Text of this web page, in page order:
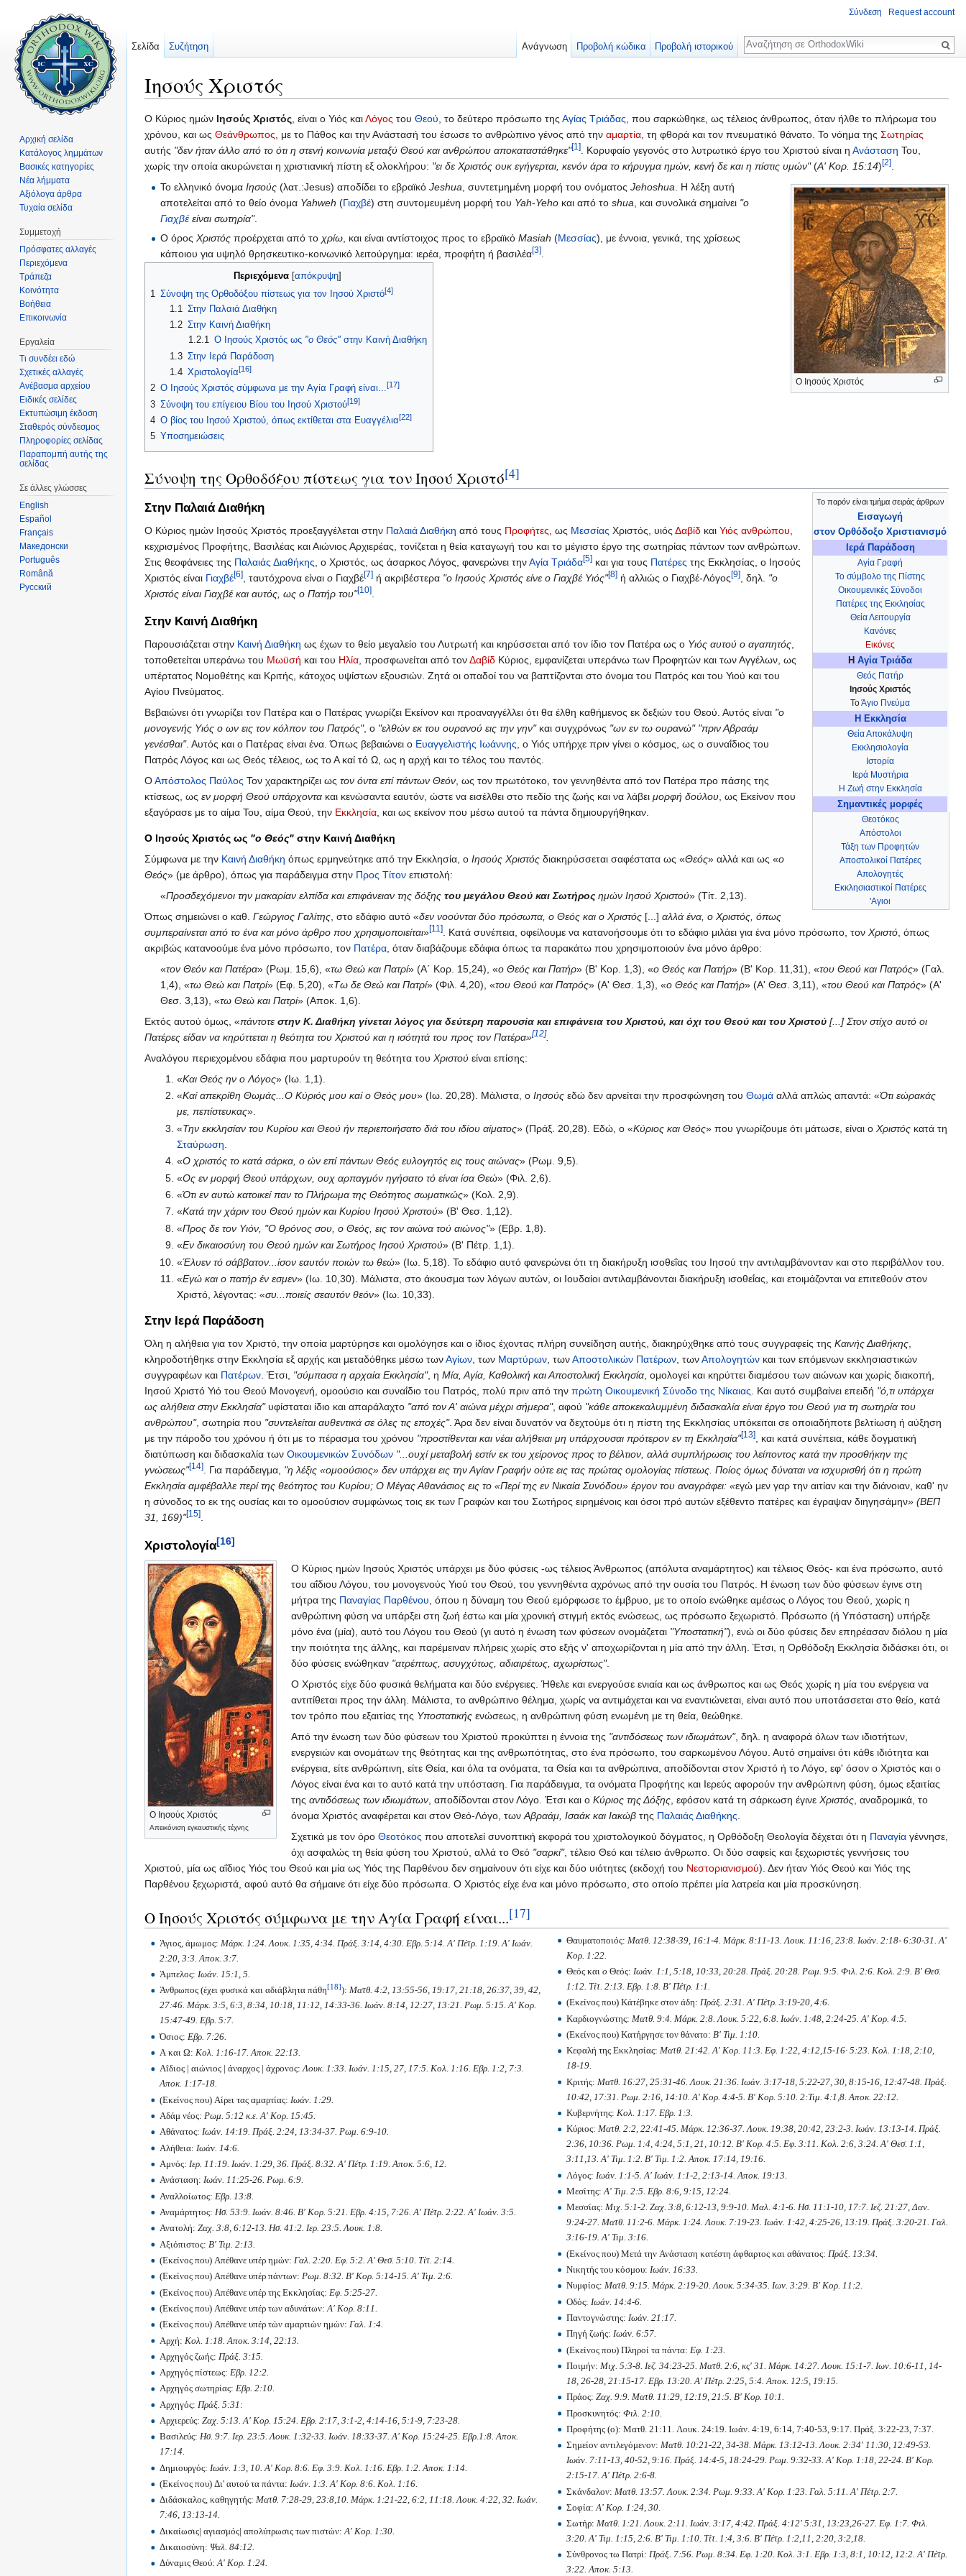
Ιησούς Χριστός
Ο Κύριος ημών Ιησούς Χριστός, είναι ο Υιός καιΛόγος του Θεού, το δεύτερο πρόσωπο της Αγίας Τριάδας, που σαρκώθηκε, ως τέλειος άνθρωπος, όταν ήλθε το πλήρωμα του
χρόνου, και ως Θεάνθρωπος, με το Πάθος και την Ανάστασή του έσωσε το ανθρώπινο γένος από την αμαρτία, τη φθορά και τον πνευματικό θάνατο. Το νόημα της Σωτηρίας
αυτής "δεν ήταν άλλο από το ότι η στενή κοινωνία μεταξύ Θεού και ανθρώπου αποκαταστάθηκε"[1]. Κορυφαίο γεγονός στο λυτρωτικό έργο του Χριστού είναι η Ανάσταση Του,
χωρίς την οποία ακυρώνεται η χριστιανική πίστη εξ ολοκλήρου: "ει δε Χριστός ουκ εγήγερται, κενόν άρα το κήρυγμα ημών, κενή δε και η πίστις υμών"(Α' Κορ. 15:14)[2].
Ο Ιησούς Χριστός
Το ελληνικό όνομαΙησούς (λατ.:Jesus) αποδίδει το εβραϊκόJeshua, συντετμημένη μορφή του ονόματοςJehoshua. H λέξη αυτή
αποτελείται από το θείο όνομα Yahweh (Γιαχβέ) στη συντομευμένη μορφή του Yah-Yeho και από τοshua, και συνολικά σημαίνει "ο
Γιαχβέείναι σωτηρία".
Ο όροςΧριστός προέρχεται από το χρίω , και είναι αντίστοιχος προς το εβραϊκόMasiah (Μεσσίας), με έννοια, γενικά, της χρίσεως
κάποιου για υψηλό θρησκευτικο-κοινωνικό λειτούργημα: ιερέα, προφήτη ή βασιλέα[3]
Περιεχόμενα απόκρυψη
1 Σύνοψη της Ορθοδόξου πίστεως για τον Ιησού Χριστό[4]
1.1 Στην Παλαιά Διαθήκη
1.2 Στην Καινή Διαθήκη
1.2.1 Ο Ιησούς Χριστός ως "ο Θεός" στην Καινή Διαθήκη
1.3 Στην Ιερά Παράδοση
1.4 Χριστολογία[16]
2 Ο Ιησούς Χριστός σύμφωνα με την Αγία Γραφή είναι...[17]
3 Σύνοψη του επίγειου Βίου του Ιησού Χριστού[19]
4 Ο βίος του Ιησού Χριστού, όπως εκτίθεται στα Ευαγγέλια[22]
5 Υποσημειώσεις
Σύνοψη της Ορθοδόξου πίστεως για τον Ιησού Χριστό[4]
Το παρόν είναι τμήμα σειράς άρθρων
Εισαγωγή
στον Ορθόδοξο Χριστιανισμό
Ιερά Παράδοση
Αγία Γραφή
Το σύμβολο της Πίστης
Οικουμενικές Σύνοδοι
Πατέρες της Εκκλησίας
Θεία Λειτουργία
Κανόνες
Εικόνες
Η Αγία Τριάδα
Θεός Πατήρ
Ιησούς Χριστός
ΤοΆγιο Πνεύμα
Η Εκκλησία
Θεία Αποκάλυψη
Εκκλησιολογία
Ιστορία
Ιερά Μυστήρια
Η Ζωή στην Εκκλησία
Σημαντικές μορφές
Θεοτόκος
Απόστολοι
Τάξη των Προφητών
Αποστολικοί Πατέρες
Απολογητές
Εκκλησιαστικοί Πατέρες
'Αγιοι
Στην Παλαιά Διαθήκη
Ο Κύριος ημών Ιησούς Χριστός προεξαγγέλεται στην Παλαιά Διαθήκη από τους Προφήτες , ως Μεσσίας Χριστός, υιός Δαβίδ και Υιός ανθρώπου
κεχρισμένος Προφήτης, Βασιλέας και Αιώνιος Αρχιερέας, τονίζεται η θεία καταγωγή του και το μέγιστο έργο της σωτηρίας πάντων των ανθρώπων.
Στις θεοφάνειες της Παλαιάς Διαθήκης , ο Χριστός, ως άσαρκος Λόγος, φανερώνει τηνΑγία Τριάδα[5] και για τους Πατέρες της Εκκλησίας, ο Ιησούς
Χριστός είναι Γιαχβέ[6] , ταυτόχρονα είναι ο Γιαχβέ[7] ή ακριβέστερα "ο Ιησούς Χριστός είνε ο Γιαχβέ Υιός"[8] ή αλλιώς ο Γιαχβέ-Λόγος[9] , δηλ. "ο
Χριστός είναι Γιαχβέ και αυτός, ως ο Πατήρ του"[10]
Στην Καινή Διαθήκη
Παρουσιάζεται στην Καινή Διαθήκη ως έχων το θείο μεγαλείο του Λυτρωτή και κηρύσσεται από τον ίδιο τον Πατέρα ως ο Υιός αυτού ο αγαπητός
τοποθετείται υπεράνω του Μωϋσή και του Ηλία , προσφωνείται από τονΔαβίδ Κύριος, εμφανίζεται υπεράνω των Προφητών και των Αγγέλων, ως
υπέρτατος Νομοθέτης και Κριτής, κάτοχος υψίστων εξουσιών. Ζητά οι οπαδοί του να βαπτίζονται στο όνομα του Πατρός και του Υιού και του
Αγίου Πνεύματος.
Βεβαιώνει ότι γνωρίζει τον Πατέρα και ο Πατέρας γνωρίζει Εκείνον και προαναγγέλλει ότι θα έλθη καθήμενος εκ δεξιών του Θεού. Αυτός είναι "ο
μονογενής Υιός ο ων εις τον κόλπον του Πατρός", ο "ελθών εκ του ουρανού εις την γην"και συγχρόνως "ων εν τω ουρανώ" "πριν Αβραάμ
γενέσθαι". Αυτός και ο Πατέρας είναι ένα. Όπως βεβαιώνει ο Ευαγγελιστής Ιωάννης , ο Υιός υπήρχε πριν γίνει ο κόσμος, ως ο συναΐδιος του
Πατρός Λόγος και ως Θεός τέλειος, ως το Α καί τό Ω, ως η αρχή και το τέλος του παντός.
ΟΑπόστολος Παύλος Τον χαρακτηρίζει ως τον όντα επί πάντων Θεόν , ως τον πρωτότοκο, τον γεννηθέντα από τον Πατέρα προ πάσης της
κτίσεως, ως εν μορφή Θεού υπάρχοντα και κενώσαντα εαυτόν, ώστε να εισέλθει στο πεδίο της ζωής και να λάβει μορφή δούλου , ως Εκείνον που
εξαγόρασε με το αίμα Του, αίμα Θεού, την Εκκλησία , και ως εκείνον που μέσω αυτού τα πάντα δημιουργήθηκαν.
Ο Ιησούς Χριστός ως "ο Θεός" στην Καινή Διαθήκη
Σύμφωνα με την Καινή Διαθήκη όπως ερμηνεύτηκε από την Εκκλησία, ο Ιησούς Χριστός διακηρύσσεται σαφέστατα ως «Θεός» αλλά και ως «ο
Θεός» (με άρθρο), όπως για παράδειγμα στην Προς Τίτον επιστολή:
«Προσδεχόμενοι την μακαρίαν ελπίδα και επιφάνειαν της δόξηςτου μεγάλου Θεού και Σωτήροςημών Ιησού Χριστού» (Τίτ. 2,13).
Όπως σημειώνει ο καθ. Γεώργιος Γαλίτης , στο εδάφιο αυτό «δεν νοούνται δύο πρόσωπα, ο Θεός και ο Χριστός [...] αλλά ένα, ο Χριστός, όπως
συμπεραίνεται από το ένα και μόνο άρθρο που χρησιμοποιείται»[11] . Κατά συνέπεια, οφείλουμε να κατανοήσουμε ότι το εδάφιο μιλάει για ένα μόνο πρόσωπο, τον Χριστό , όπως
ακριβώς κατανοούμε ένα μόνο πρόσωπο, τον Πατέρα , όταν διαβάζουμε εδάφια όπως τα παρακάτω που χρησιμοποιούν ένα μόνο άρθρο:
«τον Θεόν και Πατέρα» (Ρωμ. 15,6), «τω Θεώ και Πατρί» (Α΄ Κορ. 15,24), «ο Θεός και Πατήρ» (Β' Κορ. 1,3), «ο Θεός και Πατήρ» (Β' Κορ. 11,31), «του Θεού και Πατρός» (Γαλ.
1,4), «τω Θεώ και Πατρί» (Εφ. 5,20), «Τω δε Θεώ και Πατρί» (Φιλ. 4,20), «του Θεού και Πατρός» (Α' Θεσ. 1,3), «ο Θεός και Πατήρ» (Α' Θεσ. 3,11), «του Θεού και Πατρός» (Α'
Θεσ. 3,13), «τω Θεώ και Πατρί» (Αποκ. 1,6).
Εκτός αυτού όμως, «πάντοτε στην Κ. Διαθήκη γίνεται λόγος για δεύτερη παρουσία και επιφάνεια του Χριστού, και όχι του Θεού και του Χριστού [...] Στον στίχο αυτό οι
Πατέρες είδαν να κηρύττεται η θεότητα του Χριστού και η ισότητά του προς τον Πατέρα»[12]
Αναλόγου περιεχομένου εδάφια που μαρτυρούν τη θεότητα του Χριστού είναι επίσης:
«Και Θεός ην ο Λόγος» (Ιω. 1,1).
«Καί απεκρίθη Θωμάς...Ο Κύριός μου καί ο Θεός μου» (Ιω. 20,28). Μάλιστα, ο Ιησούςεδώ δεν αρνείται την προσφώνηση του Θωμάαλλά απλώς απαντά: «Ότι εώρακάς
με, πεπίστευκας».
«Την εκκλησίαν του Κυρίου και Θεού ήν περιεποιήσατο διά του ιδίου αίματος» (Πράξ. 20,28). Εδώ, ο «Κύριος και Θεός» που γνωρίζουμε ότι μάτωσε, είναι ο Χριστόςκατά τη
Σταύρωση
«Ο χριστός το κατά σάρκα, ο ών επί πάντων Θεός ευλογητός εις τους αιώνας» (Ρωμ. 9,5).
«Ος εν μορφή Θεού υπάρχων, ουχ αρπαγμόν ηγήσατο τό είναι ίσα Θεώ» (Φιλ. 2,6).
«Ότι εν αυτώ κατοικεί παν το Πλήρωμα της Θεότητος σωματικώς» (Κολ. 2,9).
«Κατά την χάριν του Θεού ημών και Κυρίου Ιησού Χριστού» (Β' Θεσ. 1,12).
«Προς δε τον Υιόν, "Ο θρόνος σου, ο Θεός, εις τον αιώνα τού αιώνος"» (Εβρ. 1,8).
«Εν δικαιοσύνη του Θεού ημών και Σωτήρος Ιησού Χριστού» (Β' Πέτρ. 1,1).
«Έλυεν τό σάββατον...ίσον εαυτόν ποιών τω θεώ» (Ιω. 5,18). Το εδάφιο αυτό φανερώνει ότι τη διακήρυξη ισοθεΐας του Ιησού την αντιλαμβάνονταν και στο περιβάλλον του.
«Εγώ και ο πατήρ έν εσμεν» (Ιω. 10,30). Μάλιστα, στο άκουσμα των λόγων αυτών, οι Ιουδαίοι αντιλαμβάνονται διακήρυξη ισοθεΐας, και ετοιμάζονται να επιτεθούν στον
Χριστό, λέγοντας: «συ...ποιείς σεαυτόν θεόν» (Ιω. 10,33).
Στην Ιερά Παράδοση
Όλη η αλήθεια για τον Χριστό, την οποία μαρτύρησε και ομολόγησε και ο ίδιος έχοντας πλήρη συνείδηση αυτής, διακηρύχθηκε από τους συγγραφείς της Καινής Διαθήκης,
κληροδοτήθηκε στην Εκκλησία εξ αρχής και μεταδόθηκε μέσω τωνΑγίων, των Μαρτύρων, τωνΑποστολικών Πατέρων, τωνΑπολογητών και των επόμενων εκκλησιαστικών
συγγραφέων και Πατέρων. Έτσι, "σύμπασα η αρχαία Εκκλησία", η Μία, Αγία, Καθολική και Αποστολική Εκκλησία, ομολογεί και κηρύττει διαμέσου των αιώνων και χωρίς διακοπή,
Ιησού Χριστό Υιό του Θεού Μονογενή, ομοούσιο και συναΐδιο του Πατρός, πολύ πριν από την πρώτη Οικουμενική Σύνοδο της Νίκαιας. Και αυτό συμβαίνει επειδή "ό,τι υπάρχει
ως αλήθεια στην Εκκλησία"υφίσταται ίδιο και απαράλαχτο "από τον Α' αιώνα μέχρι σήμερα", αφού "κάθε αποκεκαλυμμένη διδασκαλία είναι έργο του Θεού για τη σωτηρία του
ανθρώπου", σωτηρία που "συντελείται αυθεντικά σε όλες τις εποχές". Άρα δεν είναι δυνατόν να δεχτούμε ότι η πίστη της Εκκλησίας υπόκειται σε οποιαδήποτε βελτίωση ή αύξηση
με την πάροδο του χρόνου ή ότι με το πέρασμα του χρόνου "προστίθενται και νέαι αλήθειαι μη υπάρχουσαι πρότερον εν τη Εκκλησία"[13], και κατά συνέπεια, κάθε δογματική
διατύπωση και διδασκαλία των Οικουμενικών Συνόδων "...ουχί μεταβολή εστίν εκ του χείρονος προς το βέλτιον, αλλά συμπλήρωσις του λείποντος κατά την προσθήκην της
γνώσεως"[14]. Για παράδειγμα, "η λέξις «ομοούσιος» δεν υπάρχει εις την Αγίαν Γραφήν ούτε εις τας πρώτας ομολογίας πίστεως. Ποίος όμως δύναται να ισχυρισθή ότι η πρώτη
Εκκλησία αμφέβαλλε περί της θεότητος του Κυρίου; Ο Μέγας Αθανάσιος εις το «Περί της εν Νικαία Συνόδου» έργον του αναγράφει: «εγώ μεν γαρ την αιτίαν και την διάνοιαν, καθ' ην
η σύνοδος το εκ της ουσίας και το ομοούσιον συμφώνως τοις εκ των Γραφών και του Σωτήρος ειρημένοις και όσοι πρό αυτών εξέθεντο πατέρες και έγραψαν διηγησάμην» (ΒΕΠ
31, 169)"[15].
Χριστολογία[16]
Ο Ιησούς Χριστός
Aπεικόνιση εγκαυστικής τέχνης
Ο Κύριος ημών Ιησούς Χριστός υπάρχει με δύο φύσεις -ως τέλειος Άνθρωπος (απόλυτα αναμάρτητος) και τέλειος Θεός- και ένα πρόσωπο, αυτό
του αΐδιου Λόγου, του μονογενούς Υιού του Θεού, του γεννηθέντα αχρόνως από την ουσία του Πατρός. Η ένωση των δύο φύσεων έγινε στη
μήτρα της Παναγίας Παρθένου, όπου η δύναμη του Θεού εμόρφωσε το έμβρυο, με το οποίο ενώθηκε αμέσως ο Λόγος του Θεού, χωρίς η
ανθρώπινη φύση να υπάρξει στη ζωή έστω και μία χρονική στιγμή εκτός ενώσεως, ως πρόσωπο ξεχωριστό. Πρόσωπο (ή Υπόσταση) υπήρξε
μόνο ένα (μία), αυτό του Λόγου του Θεού (γι αυτό η ένωση των φύσεων ονομάζεται "Υποστατική"), ενώ οι δύο φύσεις δεν επηρέασαν διόλου η μία
την ποιότητα της άλλης, και παρέμειναν πλήρεις χωρίς στο εξής ν' αποχωρίζονται η μία από την άλλη. Έτσι, η Ορθόδοξη Εκκλησία διδάσκει ότι, οι
δύο φύσεις ενώθηκαν "ατρέπτως, ασυγχύτως, αδιαιρέτως, αχωρίστως".
Ο Χριστός είχε δύο φυσικά θελήματα και δύο ενέργειες. Ήθελε και ενεργούσε ενιαία και ως άνθρωπος και ως Θεός χωρίς η μία του ενέργεια να
αντιτίθεται προς την άλλη. Μάλιστα, το ανθρώπινο θέλημα, χωρίς να αντιμάχεται και να εναντιώνεται, είναι αυτό που υποτάσσεται στο θείο, κατά
τον τρόπο που εξαιτίας της Υποστατικήςενώσεως, η ανθρώπινη φύση ενωμένη με τη θεία, θεώθηκε.
Από την ένωση των δύο φύσεων του Χριστού προκύπτει η έννοια της "αντιδόσεως των ιδιωμάτων", δηλ. η αναφορά όλων των ιδιοτήτων,
ενεργειών και ονομάτων της θεότητας και της ανθρωπότητας, στο ένα πρόσωπο, του σαρκωμένου Λόγου. Αυτό σημαίνει ότι κάθε ιδιότητα και
ενέργεια, είτε ανθρώπινη, είτε Θεία, και όλα τα ονόματα, τα Θεία και τα ανθρώπινα, αποδίδονται στον Χριστό ή το Λόγο, εφ' όσον ο Χριστός και ο
Λόγος είναι ένα και το αυτό κατά την υπόσταση. Για παράδειγμα, τα ονόματα Προφήτης και Ιερεύς αφορούν την ανθρώπινη φύση, όμως εξαιτίας
της αντιδόσεως των ιδιωμάτων, αποδίδονται στον Λόγο. Έτσι και ο Κύριος της Δόξης, εφόσον κατά τη σάρκωση έγινε Χριστός, αναδρομικά, το
όνομα Χριστός αναφέρεται και στον Θεό-Λόγο, τωνΑβραάμ, Ισαάκ και Ιακώβτης Παλαιάς Διαθήκης.
Σχετικά με τον όρο Θεοτόκος που αποτελεί συνοπτική εκφορά του χριστολογικού δόγματος, η Ορθόδοξη Θεολογία δέχεται ότι η Παναγίαγέννησε,
όχι ασφαλώς τη θεία φύση του Χριστού, αλλά το Θεό "σαρκί", τέλειο Θεό και τέλειο άνθρωπο. Οι δύο σαφείς και ξεχωριστές γεννήσεις του
Χριστού, μία ως αΐδιος Υιός του Θεού και μία ως Υιός της Παρθένου δεν σημαίνουν ότι είχε και δύο υιότητες (εκδοχή του Νεστοριανισμού). Δεν ήταν Υιός Θεού και Υιός της
Παρθένου ξεχωριστά, αφού αυτό θα σήμαινε ότι είχε δύο πρόσωπα. Ο Χριστός είχε ένα και μόνο πρόσωπο, στο οποίο πρέπει μία λατρεία και μία προσκύνηση.
Ο Ιησούς Χριστός σύμφωνα με την Αγία Γραφή είναι...[17]
Άγιος, άμωμος: Μάρκ. 1:24. Λουκ. 1:35, 4:34. Πράξ. 3:14, 4:30. Eβρ. 5:14. Α' Πέτρ. 1:19. Α' Ιωάν.
2:20, 3:3. Αποκ. 3:7.
Άμπελος: Ιωάν. 15:1, 5.
Άνθρωπος (έχει φυσικά και αδιάβλητα πάθη[18]):Ματθ. 4:2, 13:55-56, 19:17, 21:18, 26:37, 39, 42,
27:46. Μάρκ. 3:5, 6:3, 8:34, 10:18, 11:12, 14:33-36. Ιωάν. 8:14, 12:27, 13:21. Ρωμ. 5:15. Α' Κορ.
15:47-49. Εβρ. 5:7.
Όσιος: Εβρ. 7:26.
Α και Ω: Κολ. 1:16-17. Αποκ. 22:13.
Αΐδιος | αιώνιος | άναρχος | άχρονος:Λουκ. 1:33. Ιωάν. 1:15, 27, 17:5. Κολ. 1:16. Εβρ. 1:2, 7:3.
Αποκ. 1:17-18.
(Εκείνος που) Αίρει τας αμαρτίας: Ιωάν. 1:29.
Αδάμ νέος: Ρωμ. 5:12 κ.ε. Α' Κορ. 15:45.
Αθάνατος:Ιωάν. 14:19. Πράξ. 2:24, 13:34-37. Ρωμ. 6:9-10.
Αλήθεια: Ιωάν. 14:6.
Αμνός: Ιερ. 11:19. Ιωάν. 1:29, 36. Πράξ. 8:32. Α' Πέτρ. 1:19. Αποκ. 5:6, 12.
Ανάσταση:Ιωάν. 11:25-26. Ρωμ. 6:9.
Αναλλοίωτος: Εβρ. 13:8.
Αναμάρτητος: Ησ. 53:9. Ιωάν. 8:46. Β' Κορ. 5:21. Εβρ. 4:15, 7:26. Α' Πέτρ. 2:22. Α' Ιωάν. 3:5.
Ανατολή:Ζαχ. 3:8, 6:12-13. Ησ. 41:2. Ιερ. 23:5. Λουκ. 1:8.
Αξιόπιστος: Β' Τιμ. 2:13.
(Εκείνος που) Απέθανε υπέρ ημών: Γαλ. 2:20. Εφ. 5:2. Α' Θεσ. 5:10. Τίτ. 2:14.
(Εκείνος που) Απέθανε υπέρ πάντων:Ρωμ. 8:32. Β' Κορ. 5:14-15. Α' Τιμ. 2:6.
(Εκείνος που) Απέθανε υπέρ της Εκκλησίας: Εφ. 5:25-27.
(Εκείνος που) Απέθανε υπέρ των αδυνάτων:Α' Κορ. 8:11.
(Εκείνος που) Απέθανε υπέρ τών αμαρτιών ημών:Γαλ. 1:4.
Αρχή: Κολ. 1:18. Αποκ. 3:14, 22:13.
Αρχηγός ζωής: Πράξ. 3:15.
Αρχηγός πίστεως:Εβρ. 12:2.
Αρχηγός σωτηρίας:Εβρ. 2:10.
Αρχηγός: Πράξ. 5:31:
Αρχιερεύς:Ζαχ. 5:13. Α' Κορ. 15:24. Εβρ. 2:17, 3:1-2, 4:14-16, 5:1-9, 7:23-28.
Βασιλεύς:Ησ. 9:7. Ιερ. 23:5. Λουκ. 1:32-33. Ιωάν. 18:33-37. Α' Κορ. 15:24-25. Εβρ.1:8. Αποκ.
17:14.
Δημιουργός: Ιωάν. 1:3, 10. Α' Κορ. 8:6. Εφ. 3:9. Κολ. 1:16. Εβρ. 1:2. Αποκ. 1:14.
(Εκείνος που) Δι' αυτού τα πάντα:Ιωάν. 1:3. Α' Κορ. 8:6. Κολ. 1:16.
Διδάσκαλος, καθηγητής:Ματθ. 7:28-29, 23:8,10. Μάρκ. 1:21-22, 6:2, 11:18. Λουκ. 4:22, 32. Ιωάν.
7:46, 13:13-14.
Δικαίωσις| αγιασμός| απολύτρωσις των πιστών:Α' Κορ. 1:30.
Δικαιοσύνη: Ψαλ. 84:12.
Δύναμις Θεού:Α' Κορ. 1:24.
Θαυματοποιός: Ματθ. 12:38-39, 16:1-4. Μάρκ. 8:11-13. Λουκ. 11:16, 23:8. Ιωάν. 2:18- 6:30-31. Α'
Κορ. 1:22.
Θεός καιo Θεός: Ιωάν. 1:1, 5:18, 10:33, 20:28. Πράξ. 20:28. Ρωμ. 9:5. Φιλ. 2:6. Κολ. 2:9. Β' Θεσ.
1:12. Τίτ. 2:13. Εβρ. 1:8. Β' Πέτρ. 1:1.
(Εκείνος που) Κάτέβηκε στον άδη:Πράξ. 2:31. Α' Πέτρ. 3:19-20, 4:6.
Καρδιογνώστης: Ματθ. 9:4. Μάρκ. 2:8. Λουκ. 5:22, 6:8. Ιωάν. 1:48, 2:24-25. Α' Κορ. 4:5.
(Εκείνος που) Κατήργησε τον θάνατο: Β' Τιμ. 1:10.
Κεφαλή της Εκκλησίας:Ματθ. 21:42. Α' Κορ. 11:3. Εφ. 1:22, 4:12,15-16· 5:23. Κολ. 1:18, 2:10,
18-19.
Κριτής: Ματθ. 16:27, 25:31-46. Λουκ. 21:36. Ιωάν. 3:17-18, 5:22-27, 30, 8:15-16, 12:47-48. Πράξ.
10:42, 17:31. Ρωμ. 2:16, 14:10. Α' Κορ. 4:4-5. Β' Κορ. 5:10. 2:Τιμ. 4:1,8. Αποκ. 22:12.
Κυβερνήτης: Κολ. 1:17. Εβρ. 1:3.
Κύριος:Ματθ. 2:2, 22:41-45. Μάρκ. 12:36-37. Λουκ. 19:38, 20:42, 23:2-3. Ιωάν. 13:13-14. Πράξ.
2:36, 10:36. Ρωμ. 1:4, 4:24, 5:1, 21, 10:12. Β' Κορ. 4:5. Εφ. 3:11. Κολ. 2:6, 3:24. Α' Θεσ. 1:1,
3:11,13. Α' Τιμ. 1:2. Β' Τιμ. 1:2. Αποκ. 17:14, 19:16.
Λόγος: Ιωάν. 1:1-5. Α' Ιωάν. 1:1-2, 2:13-14. Αποκ. 19:13.
Μεσίτης:Α' Τιμ. 2:5. Εβρ. 8:6, 9:15, 12:24.
Μεσσίας:Μιχ. 5:1-2. Ζαχ. 3:8, 6:12-13, 9:9-10. Μαλ. 4:1-6. Ησ. 11:1-10, 17:7. Ιεζ. 21:27, Δαν.
9:24-27. Ματθ. 11:2-6. Μάρκ. 1:24. Λουκ. 7:19-23. Ιωάν. 1:42, 4:25-26, 13:19. Πράξ. 3:20-21. Γαλ.
3:16-19. Α' Τιμ. 3:16.
(Εκείνος που) Μετά την Ανάσταση κατέστη άφθαρτος και αθάνατος: Πράξ. 13:34.
Νικητής του κόσμου: Ιωάν. 16:33.
Νυμφίος:Ματθ. 9:15. Μάρκ. 2:19-20. Λουκ. 5:34-35. Ιων. 3:29. Β' Κορ. 11:2.
Οδός: Ιωάν. 14:4-6.
Παντογνώστης: Ιωάν. 21:17.
Πηγή ζωής:Ιωάν. 6:57.
(Εκείνος που) Πληροί τα πάντα: Εφ. 1:23.
Ποιμήν: Μιχ. 5:3-8. Ιεζ. 34:23-25. Ματθ. 2:6, κς' 31. Μάρκ. 14:27. Λουκ. 15:1-7. Ιων. 10:6-11, 14-
18, 26-28, 21:15-17. Εβρ. 13:20. Α' Πέτρ. 2:25, 5:4. Αποκ. 12:5, 19:15.
Πράος:Ζαχ. 9:9. Ματθ. 11:29, 12:19, 21:5. Β' Κορ. 10:1.
Προσκυνητός:Φιλ. 2:10.
Προφήτης (ο): Ματθ. 21:11. Λουκ. 24:19. Ιωάν. 4:19, 6:14, 7:40-53, 9:17. Πράξ. 3:22-23, 7:37.
Σημείον αντιλεγόμενον:Ματθ. 10:21-22, 34-38. Μάρκ. 13:12-13. Λουκ. 2:34' 11:30, 12:49-53.
Ιωάν. 7:11-13, 40-52, 9:16. Πράξ. 14:4-5, 18:24-29. Ρωμ. 9:32-33. Α' Κορ. 1:18, 22-24. Β' Κορ.
2:15-17. Α' Πέτρ. 2:6-8.
Σκάνδαλον: Ματθ. 13:57. Λουκ. 2:34. Ρωμ. 9:33. Α' Κορ. 1:23. Γαλ. 5:11. Α' Πέτρ. 2:7.
Σοφία:Α' Κορ. 1:24, 30.
Σωτήρ:Ματθ. 1:21. Λουκ. 2:11. Ιωάν. 3:17, 4:42. Πράξ. 4:12' 5:31, 13:23,26-27. Εφ. 1:7. Φιλ.
3:20. Α' Τιμ. 1:15, 2:6. Β' Τιμ. 1:10. Τίτ. 1:4, 3:6. Β' Πέτρ. 1:2,11, 2:20, 3:2,18.
Σύνθρονος τω Πατρί:Πράξ. 7:56. Ρωμ. 8:34. Εφ. 1:20. Κολ. 3:1. Εβρ. 1:3, 8:1, 10:12, 12:2. Α' Πέτρ.
3:22. Αποκ. 5:13.
Σύνδεση Request account
Σελίδα Συζήτηση Ανάγνωση Προβολή κώδικα Προβολή ιστορικού
Αναζήτηση
Αρχική σελίδα
Κατάλογος λημμάτων
Βασικές κατηγορίες
Νέα λήμματα
Αξιόλογα άρθρα
Τυχαία σελίδα
Συμμετοχή
Πρόσφατες αλλαγές
Περιεχόμενα
Τράπεζα
Κοινότητα
Βοήθεια
Επικοινωνία
Εργαλεία
Τι συνδέει εδώ
Σχετικές αλλαγές
Ανέβασμα αρχείου
Ειδικές σελίδες
Εκτυπώσιμη έκδοση
Σταθερός σύνδεσμος
Πληροφορίες σελίδας
Παραπομπή αυτής της
σελίδας
Σε άλλες γλώσσες
English
Español
Français
Македонски
Português
Română
Русский